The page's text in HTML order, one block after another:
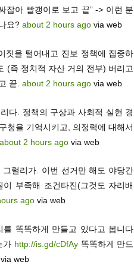
잡아 빨갱이로 보고 끝” -> 이런 분
요? about 2 hours agovia web
짓을 털어내고 진보 정책에 집중하
(즉 정치적 자산 거의 전부) 버리고
끝. about 2 hours agovia web
다. 정책의 구상과 사회적 실현 경
청을 기억시키고, 의정력에 대해서
about 2 hours agovia web
럴리가. 이번 선거만 해도 야당간
부족해 조건타진(그것도 자리배
agovia web
똑똑하게 만들고 있다고 봅니다
가 http://is.gd/cDfAy똑똑하게 만드
web